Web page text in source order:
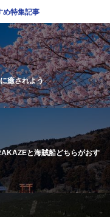
め特集記事
癒されよう
と海賊船どちらがおす